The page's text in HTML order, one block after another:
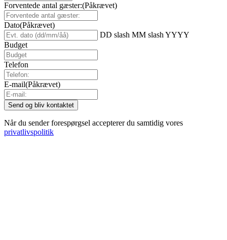
Forventede antal gæster:(Påkrævet)
Dato(Påkrævet)
DD slash MM slash YYYY
Budget
Telefon
E-mail(Påkrævet)
Når du sender forespørgsel accepterer du samtidig vores
privatlivspolitik